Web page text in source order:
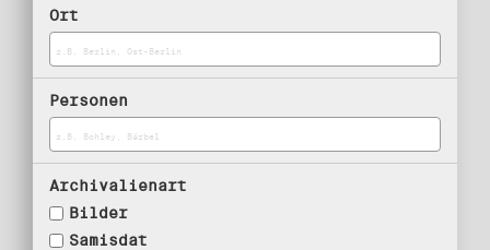
Ort
Personen
Archivalienart
Bilder
Samisdat